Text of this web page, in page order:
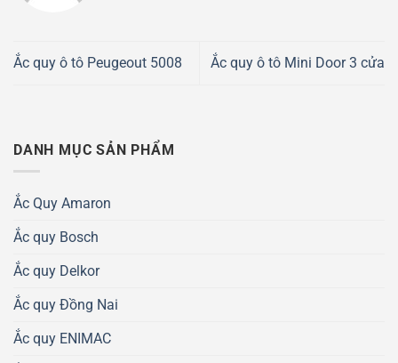
Ắc quy ô tô Peugeout 5008 Ắc quy ô tô Mini Door 3 cửa
DANH MỤC SẢN PHẨM
Ắc Quy Amaron
Ắc quy Bosch
Ắc quy Delkor
Ắc quy Đồng Nai
Ắc quy ENIMAC